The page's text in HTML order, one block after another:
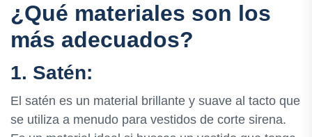
¿Qué materiales son los
más adecuados?
1. Satén:
El satén es un material brillante y suave al tacto que
se utiliza a menudo para vestidos de corte sirena.